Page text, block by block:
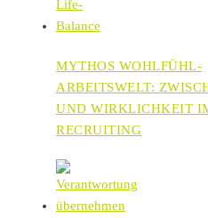
MYTHOS WOHLFÜHL-
ARBEITSWELT:
UND WIRKLICHKEIT
RECRUITING